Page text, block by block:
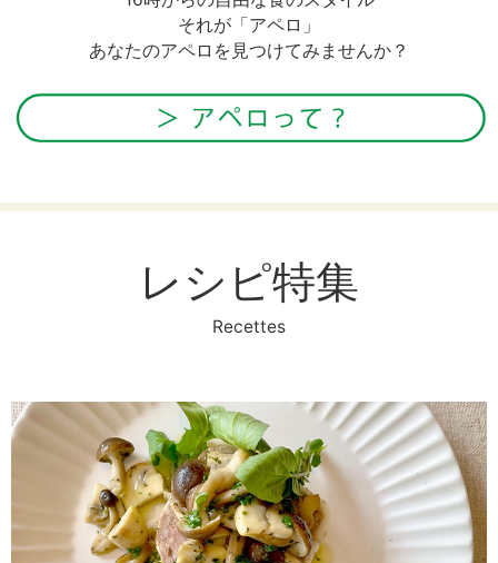
それが「アペロ」
あなたのアペロを見つけてみませんか？
レシピ特集
Recettes